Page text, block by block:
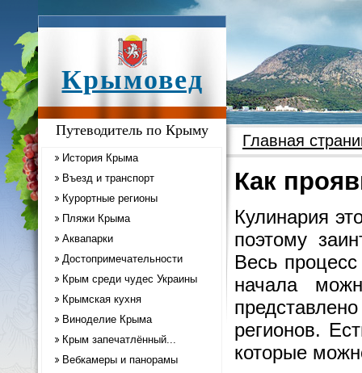
Крымовед
Путеводитель по Крыму
История Крыма
Въезд и транспорт
Курортные регионы
Пляжи Крыма
Аквапарки
Достопримечательности
Крым среди чудес Украины
Крымская кухня
Виноделие Крыма
Крым запечатлённый...
Вебкамеры и панорамы
Главная
Как
Кулинария
поэтому
Весь
начала
регионов.
которые